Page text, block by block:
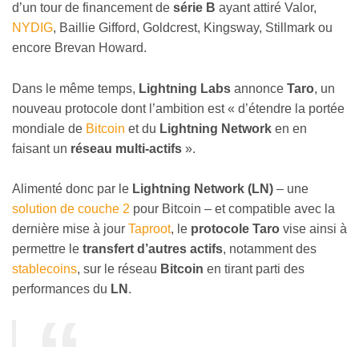
d’un tour de financement de série B ayant attiré Valor,
NYDIG, Baillie Gifford, Goldcrest, Kingsway, Stillmark ou
encore Brevan Howard.
Dans le même temps, Lightning Labs annonce Taro, un
nouveau protocole dont l’ambition est « d’étendre la portée
mondiale de Bitcoin et du Lightning Network en en
faisant un réseau multi-actifs ».
Alimenté donc par le Lightning Network (LN) – une
solution de couche 2 pour Bitcoin – et compatible avec la
dernière mise à jour Taproot, le protocole Taro vise ainsi à
permettre le transfert d’autres actifs, notamment des
stablecoins, sur le réseau Bitcoin en tirant parti des
performances du LN .